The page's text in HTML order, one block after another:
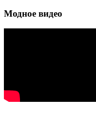
Модное видео